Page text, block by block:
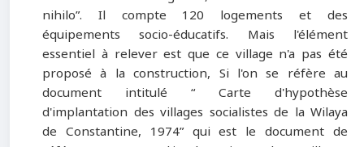
nihilo”. Il compte 120 logements et des
équipements socio-éducatifs. Mais l'élément
essentiel à relever est que ce village n'a pas été
proposé à la construction, Si l'on se réfère au
document intitulé “ Carte d'hypothèse
d'implantation des villages socialistes de la Wilaya
de Constantine, 1974” qui est le document de